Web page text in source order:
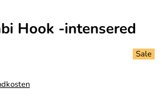
Hook -intensered